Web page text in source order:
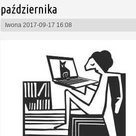
października
Iwona 2017-09-17 16:08